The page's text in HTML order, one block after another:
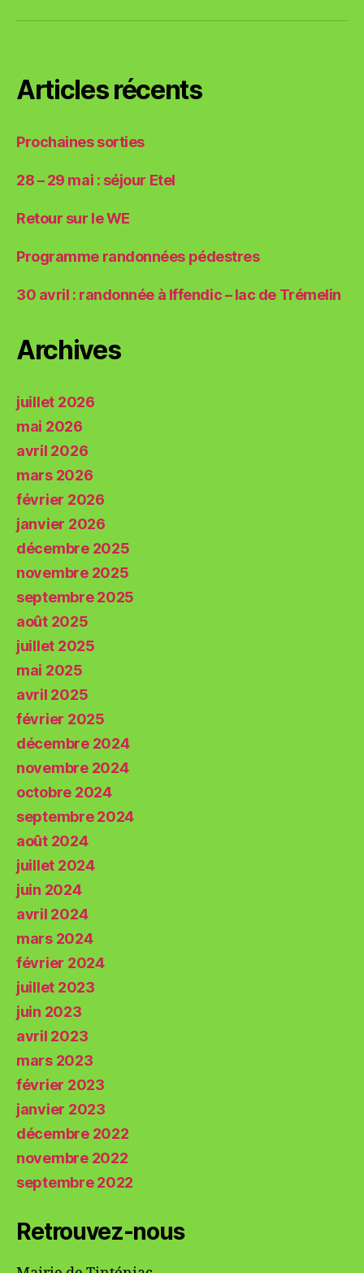
Articles récents
Prochaines sorties
28 – 29 mai : séjour Etel
Retour sur le WE
Programme randonnées pédestres
30 avril : randonnée à Iffendic – lac de Trémelin
Archives
juillet 2026
mai 2026
avril 2026
mars 2026
février 2026
janvier 2026
décembre 2025
novembre 2025
septembre 2025
août 2025
juillet 2025
mai 2025
avril 2025
février 2025
décembre 2024
novembre 2024
octobre 2024
septembre 2024
août 2024
juillet 2024
juin 2024
avril 2024
mars 2024
février 2024
juillet 2023
juin 2023
avril 2023
mars 2023
février 2023
janvier 2023
décembre 2022
novembre 2022
septembre 2022
Retrouvez-nous